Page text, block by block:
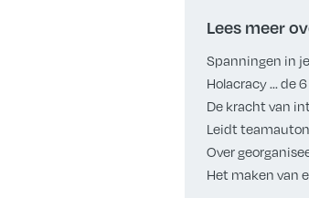
Lees meer
Spanningen in
Holacracy ... de
De kracht van
Leidt
Over
Het maken van